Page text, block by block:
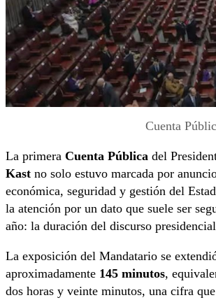
Cuenta
La primera Cuenta Pública del
Kast no solo estuvo marcada por
económica, seguridad y gestión del
la atención por un dato que suele ser
año: la duración del discurso
La exposición del Mandatario se
aproximadamente 145 minutos,
dos horas y veinte minutos, una cifra